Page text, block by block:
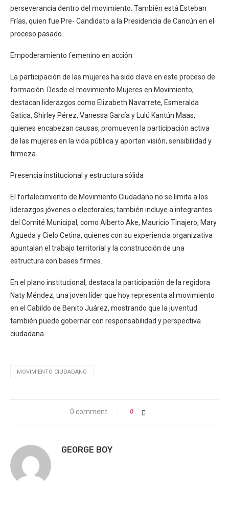
perseverancia dentro del movimiento. También está Esteban
Frías, quien fue Pre- Candidato a la Presidencia de Cancún en el
proceso pasado.
Empoderamiento femenino en acción
La participación de las mujeres ha sido clave en este proceso de
formación. Desde el movimiento Mujeres en Movimiento,
destacan liderazgos como Elizabeth Navarrete, Esmeralda
Gatica, Shirley Pérez, Vanessa García y Lulú Kantún Maas,
quienes encabezan causas, promueven la participación activa
de las mujeres en la vida pública y aportan visión, sensibilidad y
firmeza.
Presencia institucional y estructura sólida
El fortalecimiento de Movimiento Ciudadano no se limita a los
liderazgos jóvenes o electorales; también incluye a integrantes
del Comité Municipal, como Alberto Ake, Mauricio Tinajero, Mary
Agueda y Cielo Cetina, quienes con su experiencia organizativa
apuntalan el trabajo territorial y la construcción de una
estructura con bases firmes.
En el plano institucional, destaca la participación de la regidora
Naty Méndez, una joven líder que hoy representa al movimiento
en el Cabildo de Benito Juárez, mostrando que la juventud
también puede gobernar con responsabilidad y perspectiva
ciudadana.
MOVIMIENTO CIUDADANO
0 comment 0
GEORGE BOY